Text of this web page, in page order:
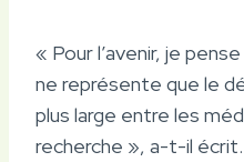
« Pour l’avenir, je
ne représente que le
plus large entre les
recherche », a-t-il